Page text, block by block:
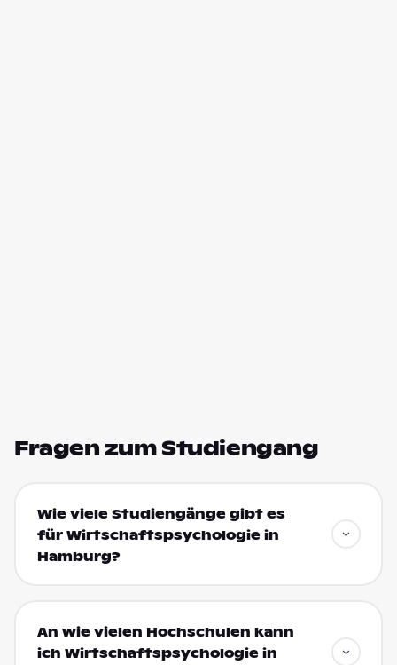
Fragen zum Studiengang
Wie viele Studiengänge gibt es
für Wirtschaftspsychologie in
Hamburg?
An wie vielen Hochschulen kann
ich Wirtschaftspsychologie in